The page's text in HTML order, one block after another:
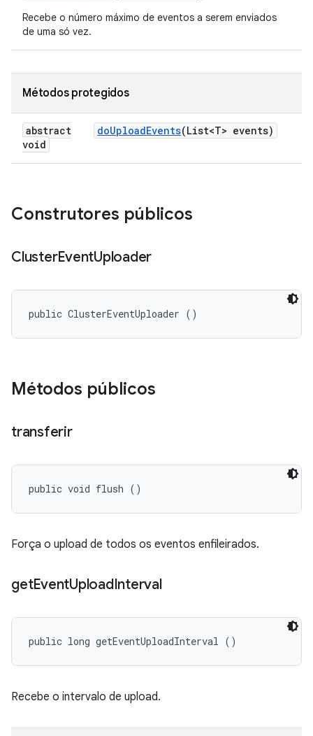
Recebe o número máximo de eventos a serem enviados
de uma só vez.
Métodos protegidos
abstract
void
doUploadEvents(List<T> events)
Construtores públicos
ClusterEventUploader
public ClusterEventUploader ()
Métodos públicos
transferir
public void flush ()
Força o upload de todos os eventos enfileirados.
getEventUploadInterval
public long getEventUploadInterval ()
Recebe o intervalo de upload.